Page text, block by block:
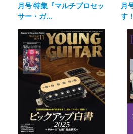
月号 特集『マルチプロセッ
サー・ガ...
月
す